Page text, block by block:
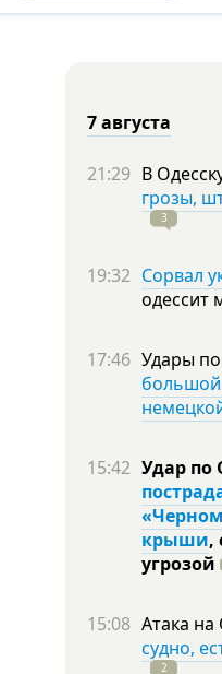
7 августа
21:29 В
грозы,
3
19:32 Сорвал
одессит
17:46 Удары
большой
15:42 Удар по
крыши,
угрозой
15:08 Атака на
судно,
2